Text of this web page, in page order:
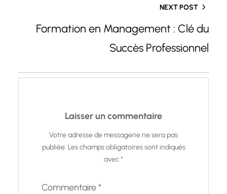
NEXT POST
Formation en Management : Clé du
Succès Professionnel
Laisser un commentaire
Votre adresse de messagerie ne sera pas
publiée. Les champs obligatoires sont indiqués
avec*
Commentaire*